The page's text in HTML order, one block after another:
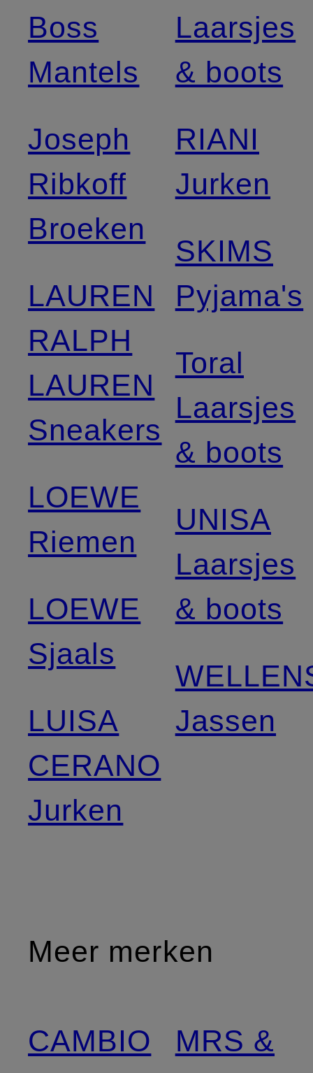
Boss
Mantels
Joseph
Ribkoff
Broeken
LAUREN
RALPH
LAUREN
Sneakers
LOEWE
Riemen
LOEWE
Sjaals
LUISA
CERANO
Jurken
Laarsjes
& boots
RIANI
Jurken
SKIMS
Pyjama's
Toral
Laarsjes
& boots
UNISA
Laarsjes
& boots
Jassen
Meer merken
CAMBIO
MRS &